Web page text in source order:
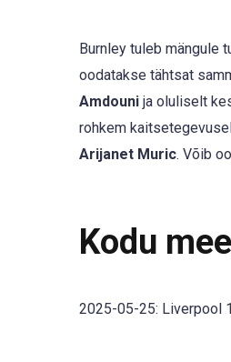
Burnley tuleb mängule
oodatakse tähtsat
Amdouni ja oluliselt
rohkem
Arijanet Muric. Võib
Kodu
2025-05-25: Liverpool